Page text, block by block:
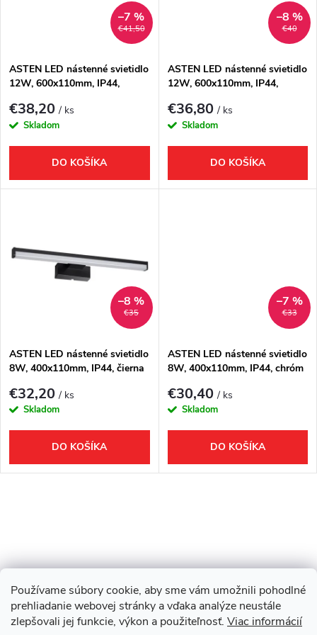
Používame súbory cookie, aby sme vám umožnili pohodlné
prehliadanie webovej stránky a vďaka analýze neustále
zlepšovali jej funkcie, výkon a použiteľnosť. Viac informácií
e
p
r
o
u
o
v
s
p
r
u
o
v
€41,50
–7 %
ASTEN LED nástenné svietidlo
12W, 600x110mm, IP44,
€38,20/ ks
Skladom
DO KOŠÍKA
€40
–8 %
ASTEN LED nástenné svietidlo
12W, 600x110mm, IP44,
€36,80/ ks
Skladom
DO KOŠÍKA
€35
–8 %
ASTEN LED nástenné svietidlo
8W, 400x110mm, IP44, čierna
€32,20/ ks
Skladom
DO KOŠÍKA
€33
–7 %
ASTEN LED nástenné svietidlo
8W, 400x110mm, IP44, chróm
€30,40/ ks
Skladom
DO KOŠÍKA
l
á
d
Z
Showroom Turbínova 11 Rekonštrukcie
Stavby
3D Vizualizácia zdarma
O nás Obhliadka zdarma